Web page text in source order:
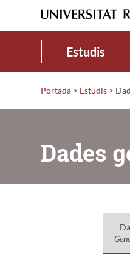
Estudis
Portada > Estudis >
Dades